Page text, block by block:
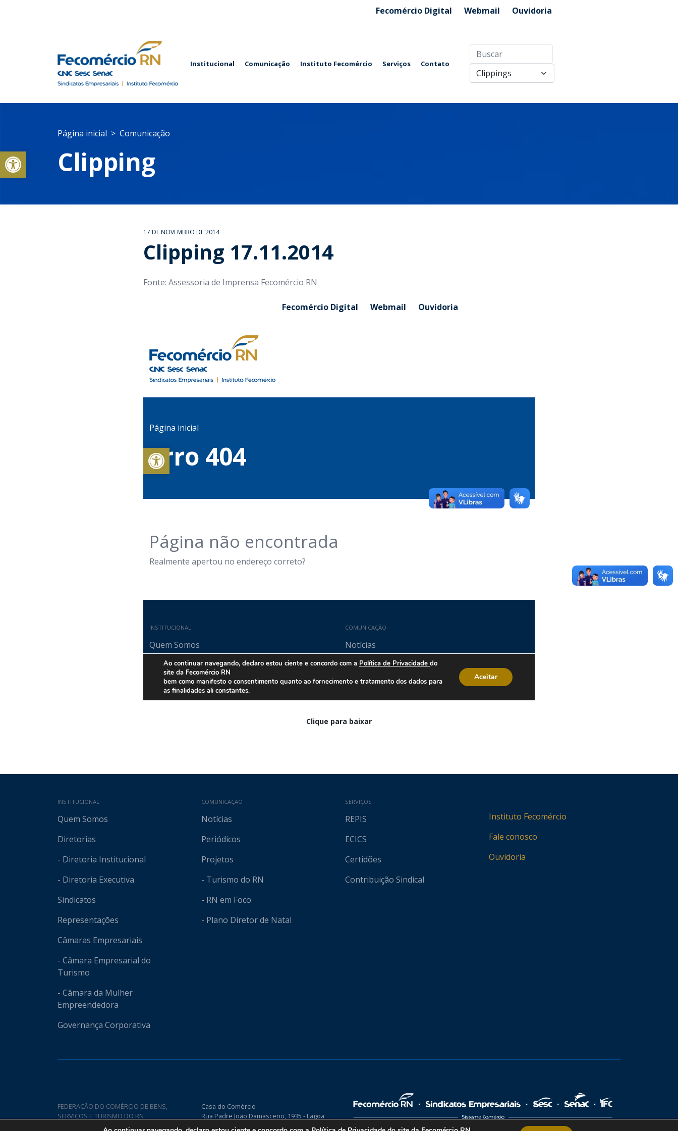
Abrir a barra de ferramentas
Fecomércio Digital Webmail Ouvidoria
Institucional Comunicação Instituto Fecomércio Serviços Contato
Página inicial Comunicação
Clipping
17 DE NOVEMBRO DE 2014
Clipping 17.11.2014
Fonte: Assessoria de Imprensa Fecomércio RN
Clique para baixar
Mapa do site
INSTITUCIONAL
Quem Somos
Diretorias
- Diretoria Institucional
- Diretoria Executiva
Sindicatos
Representações
Câmaras Empresariais
- Câmara Empresarial do
Turismo
- Câmara da Mulher
Empreendedora
Governança Corporativa
COMUNICAÇÃO
Notícias
Periódicos
Projetos
- Turismo do RN
- RN em Foco
- Plano Diretor de Natal
SERVIÇOS
REPIS
ECICS
Certidões
Contribuição Sindical
Instituto Fecomércio
Fale conosco
Ouvidoria
FEDERAÇÃO DO COMÉRCIO DE BENS,
SERVIÇOS E TURISMO DO RN
Casa do Comércio
Rua Padre João Damasceno, 1935 - Lagoa
Nova CEP 59075-760